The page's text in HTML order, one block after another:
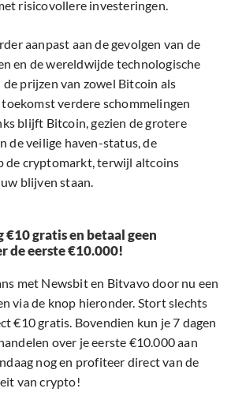
risicovollere investeringen.
aanpast aan de gevolgen van de
en de wereldwijde technologische
prijzen van zowel Bitcoin als
verdere schommelingen
blijft Bitcoin, gezien de grotere
de veilige haven-status, de
de cryptomarkt, terwijl altcoins
blijven staan.
€10 gratis en betaal geen
de eerste €10.000!
met Newsbit en Bitvavo door nu een
via de knop hieronder. Stort slechts
€10 gratis. Bovendien kun je 7 dagen
over je eerste €10.000 aan
nog en profiteer direct van de
van crypto!